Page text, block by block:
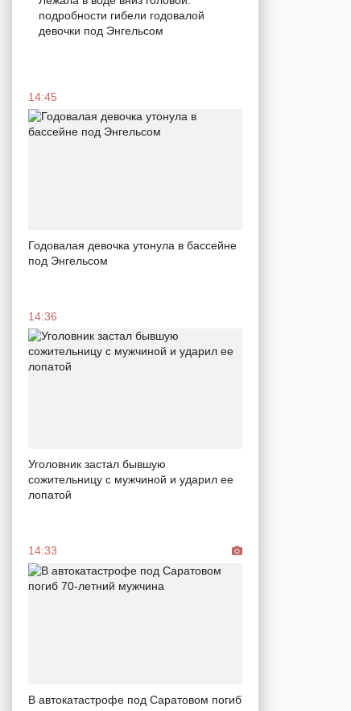
подробности гибели годовалой
девочки под Энгельсом
14:45
Годовалая девочка утонула в бассейне
под Энгельсом
14:36
Уголовник застал бывшую
сожительницу с мужчиной и ударил ее
лопатой
14:33
В автокатастрофе под Саратовом погиб